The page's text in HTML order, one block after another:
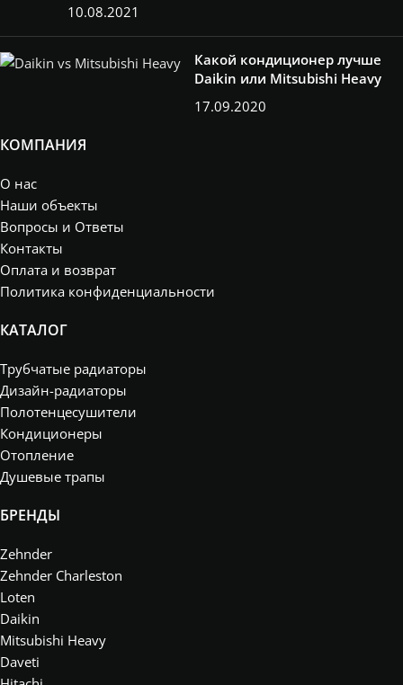
10.08.2021
Какой кондиционер лучше
Daikin или Mitsubishi Heavy
17.09.2020
КОМПАНИЯ
О нас
Наши объекты
Вопросы и Ответы
Контакты
Оплата и возврат
Политика конфиденциальности
КАТАЛОГ
Трубчатые радиаторы
Дизайн-радиаторы
Полотенцесушители
Кондиционеры
Отопление
Душевые трапы
БРЕНДЫ
Zehnder
Zehnder Charleston
Loten
Daikin
Mitsubishi Heavy
Daveti